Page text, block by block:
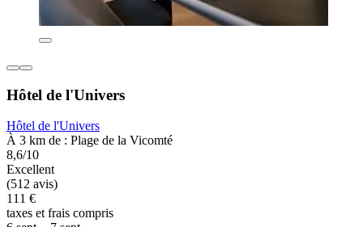
Hôtel de l'Univers
Hôtel de l'Univers
À 3 km de : Plage de la Vicomté
8,6/10
Excellent
(512 avis)
111 €
taxes et frais compris